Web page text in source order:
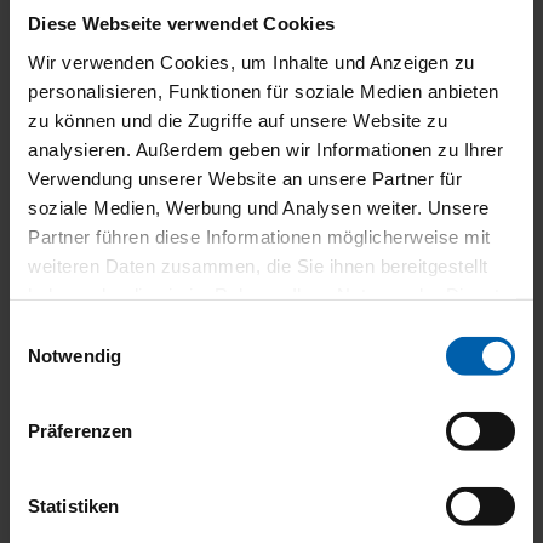
Diese Webseite verwendet Cookies
Wir verwenden Cookies, um Inhalte und Anzeigen zu
personalisieren, Funktionen für soziale Medien anbieten
zu können und die Zugriffe auf unsere Website zu
analysieren. Außerdem geben wir Informationen zu Ihrer
Verwendung unserer Website an unsere Partner für
soziale Medien, Werbung und Analysen weiter. Unsere
Partner führen diese Informationen möglicherweise mit
weiteren Daten zusammen, die Sie ihnen bereitgestellt
Notwendig
Präferenzen
Statistiken
grandios“
Sicher. Schnell. Manuell. WAREMA SecuKit.